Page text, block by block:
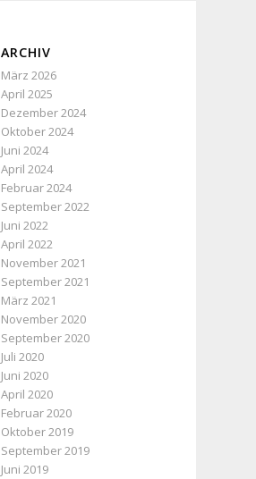
ARCHIV
März 2026
April 2025
Dezember 2024
Oktober 2024
Juni 2024
April 2024
Februar 2024
September 2022
Juni 2022
April 2022
November 2021
September 2021
März 2021
November 2020
September 2020
Juli 2020
Juni 2020
April 2020
Februar 2020
Oktober 2019
September 2019
Juni 2019